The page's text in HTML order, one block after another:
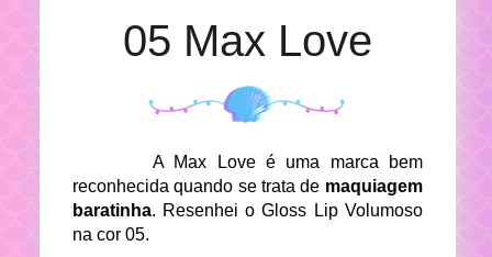
05 Max Love
A Max Love é uma marca bem
reconhecida quando se trata de maquiagem
baratinha. Resenhei o Gloss Lip Volumoso
na cor 05.